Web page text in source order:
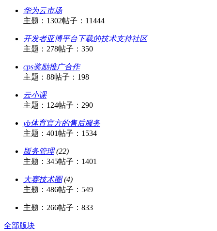
华为云市场
主题：1302帖子：11444
开发者亚博平台下载的技术支持社区
主题：278帖子：350
cps奖励推广合作
主题：88帖子：198
云小课
主题：124帖子：290
yb体育官方的售后服务
主题：401帖子：1534
版务管理 (22)
主题：345帖子：1401
大赛技术圈 (4)
主题：486帖子：549
主题：266帖子：833
全部版块